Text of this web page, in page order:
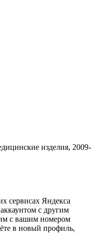
изделия, 2009-
сервисах Яндекса
с другим
с вашим номером
в новый профиль,